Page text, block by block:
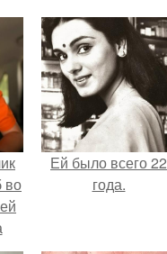
во
Ей было всего 22
года.